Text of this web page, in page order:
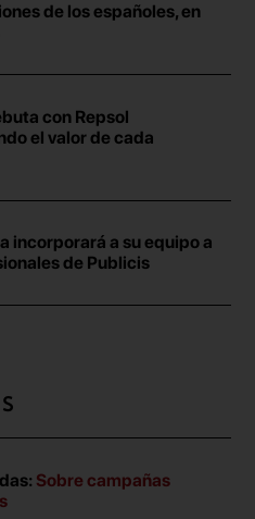
de los españoles, en
con Repsol
el valor de cada
incorporará a su equipo a
de Publicis
Sobre campañas